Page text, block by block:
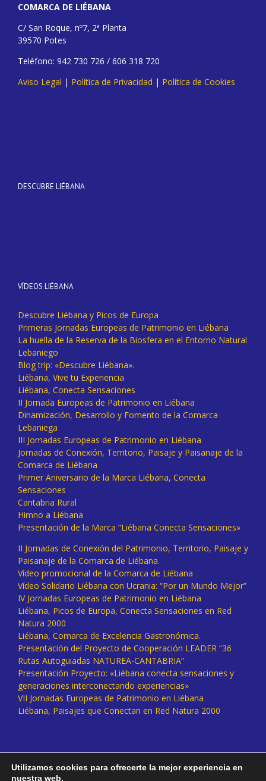
COMARCA DE LIÉBANA
C/ San Roque, nº7, 2ª Planta
39570 Potes
Teléfono: 942 730 726 / 606 318 720
Aviso Legal | Política de Privacidad | Política de Cookies
DESCUBRE LIÉBANA
VÍDEOS LIÉBANA
Descubre Liébana y Picos de Europa
Primeras Jornadas Europeas de Patrimonio en Liébana
La huella de la Reserva de la Biosfera en el Entorno Natural
Lebaniego
Blog trip: «Descubre Liébana».
Liébana, Vive tu Experiencia
Liébana, Conecta Sensaciones
II Jornada Europeas de Patrimonio en Liébana
Dinamización, Desarrollo y Fomento de la Comarca
Lebaniega
III Jornadas Europeas de Patrimonio en Liébana
Jornadas de Conexión, Territorio, Paisaje y Paisanaje de la
Comarca de Liébana
Primer Aniversario de la Marca Liébana, Conecta
Sensaciones
Cantabria Rural
Himno a Liébana
Presentación de la Marca “Liébana Conecta Sensaciones»
II Jornadas de Conexión del Patrimonio, Territorio, Paisaje y
Paisanaje de la Comarca de Liébana.
Vídeo promocional de la Comarca de Liébana
Vídeo Solidario Liébana con Ucrania: “Por un Mundo Mejor”
IV Jornadas Europeas de Patrimonio en Liébana
Liébana, Picos de Europa, Conecta Sensaciones en Red
Natura 2000
Liébana, Comarca de Excelencia Gastronómica.
Presentación del Proyecto de Cooperación LEADER “36
Rutas Autoguiadas NATUREA-CANTABRIA”
Presentación Proyecto: «Liébana conecta sensaciones y
generaciones interconectando experiencias»
VII Jornadas Europeas de Patrimonio en Liébana
Liébana, Paisajes que Conectan en Red Natura 2000
Utilizamos cookies para ofrecerte la mejor experiencia en
nuestra web.